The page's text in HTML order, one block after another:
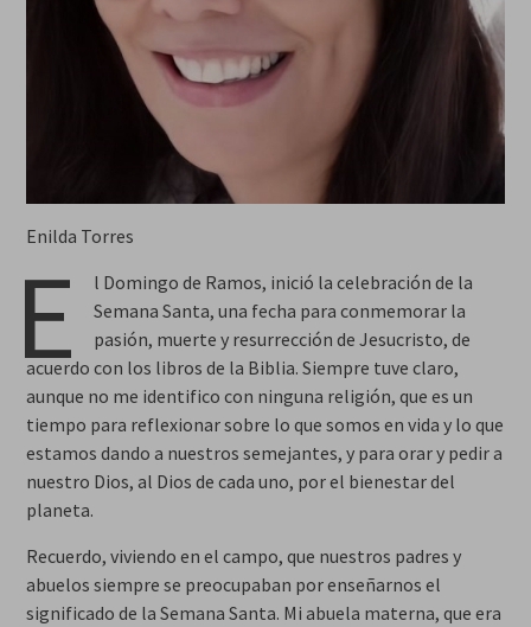
Enilda Torres
E
l Domingo de Ramos, inició la celebración de la
Semana Santa, una fecha para conmemorar la
pasión, muerte y resurrección de Jesucristo, de
acuerdo con los libros de la Biblia. Siempre tuve claro,
aunque no me identifico con ninguna religión, que es un
tiempo para reflexionar sobre lo que somos en vida y lo que
estamos dando a nuestros semejantes, y para orar y pedir a
nuestro Dios, al Dios de cada uno, por el bienestar del
planeta.
Recuerdo, viviendo en el campo, que nuestros padres y
abuelos siempre se preocupaban por enseñarnos el
significado de la Semana Santa. Mi abuela materna, que era